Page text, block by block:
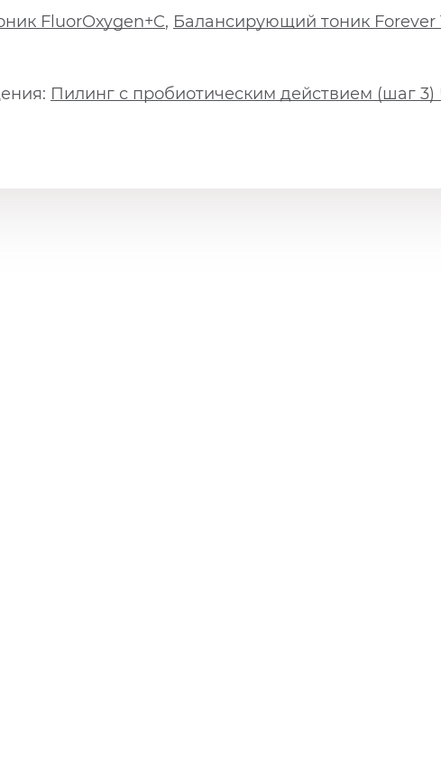
FluorOxygen+C, Балансирующий тоник Forever
Пилинг с пробиотическим действием (шаг 3)